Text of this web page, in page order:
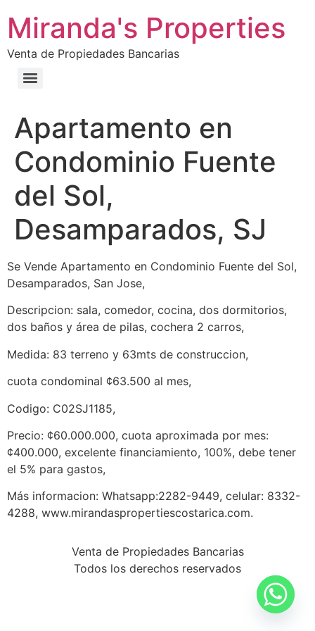
Miranda's Properties
Venta de Propiedades Bancarias
Apartamento en
Condominio Fuente
del Sol,
Desamparados, SJ
Se Vende Apartamento en Condominio Fuente del Sol,
Desamparados, San Jose,
Descripcion: sala, comedor, cocina, dos dormitorios,
dos baños y área de pilas, cochera 2 carros,
Medida: 83 terreno y 63mts de construccion,
cuota condominal ¢63.500 al mes,
Codigo: C02SJ1185,
Precio: ¢60.000.000, cuota aproximada por mes:
¢400.000, excelente financiamiento, 100%, debe tener
el 5% para gastos,
Más informacion: Whatsapp:2282-9449, celular: 8332-
4288, www.mirandaspropertiescostarica.com.
Venta de Propiedades Bancarias
Todos los derechos reservados